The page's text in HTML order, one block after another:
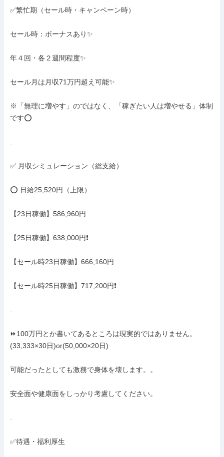
✅繁忙期（セール時・キャンペーン時）
セール時：ボーナスあり✨
年４回・各２週間程度✨
セール月は月収71万円超え可能✨
※「無理に増やす」のではなく、「稼ぎたい人は増やせる」体制
です⭕
✅ 月収シミュレーション（総支給）
⭕ 日給25,520円（上限）
【23日稼働】586,960円
【25日稼働】638,000円❗
【セール時23日稼働】666,160円
【セール時25日稼働】717,200円❗
⏩100万円とか書いてあるところは現実的ではありません。
(33,333×30日)or(50,000×20日)
可能だったとしても激務で身体を壊します。。
安全面や健康面をしっかり考慮してください。
✅待遇・福利厚生